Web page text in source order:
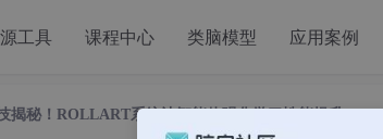
工具 课程中心 类脑模型 应用案例
揭秘！ROLLART系统让智能体强化学习性能提升200%